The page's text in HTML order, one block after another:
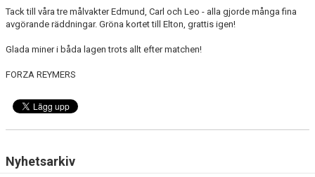
Tack till våra tre målvakter Edmund, Carl och Leo - alla gjorde många fina
avgörande räddningar. Gröna kortet till Elton, grattis igen!
Glada miner i båda lagen trots allt efter matchen!
FORZA REYMERS
Nyhetsarkiv